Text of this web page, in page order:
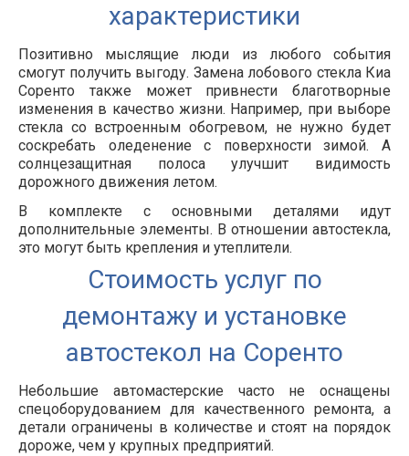
характеристики
Позитивно мыслящие люди из любого события
смогут получить выгоду. Замена лобового стекла Киа
Соренто также может привнести благотворные
изменения в качество жизни. Например, при выборе
стекла со встроенным обогревом, не нужно будет
соскребать оледенение с поверхности зимой. А
солнцезащитная полоса улучшит видимость
дорожного движения летом.
В комплекте с основными деталями идут
дополнительные элементы. В отношении автостекла,
это могут быть крепления и утеплители.
Стоимость услуг по
демонтажу и установке
автостекол на Соренто
Небольшие автомастерские часто не оснащены
спецоборудованием для качественного ремонта, а
детали ограничены в количестве и стоят на порядок
дороже, чем у крупных предприятий.